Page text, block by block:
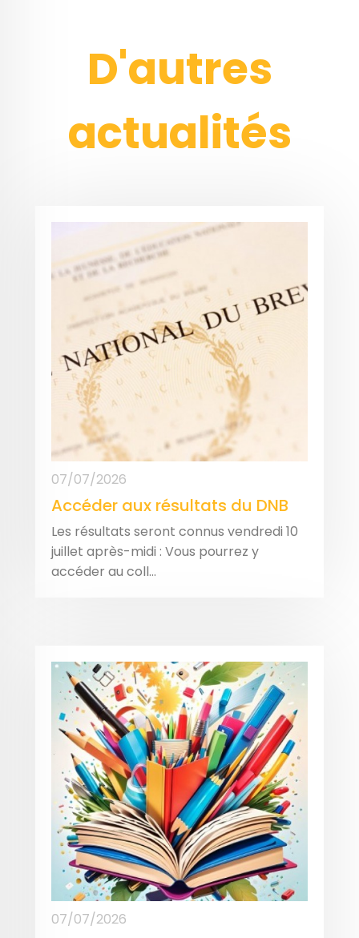
D'autres
actualités
07/07/2026
Accéder aux résultats du DNB
Les résultats seront connus vendredi 10
juillet après-midi : Vous pourrez y
accéder au coll...
07/07/2026